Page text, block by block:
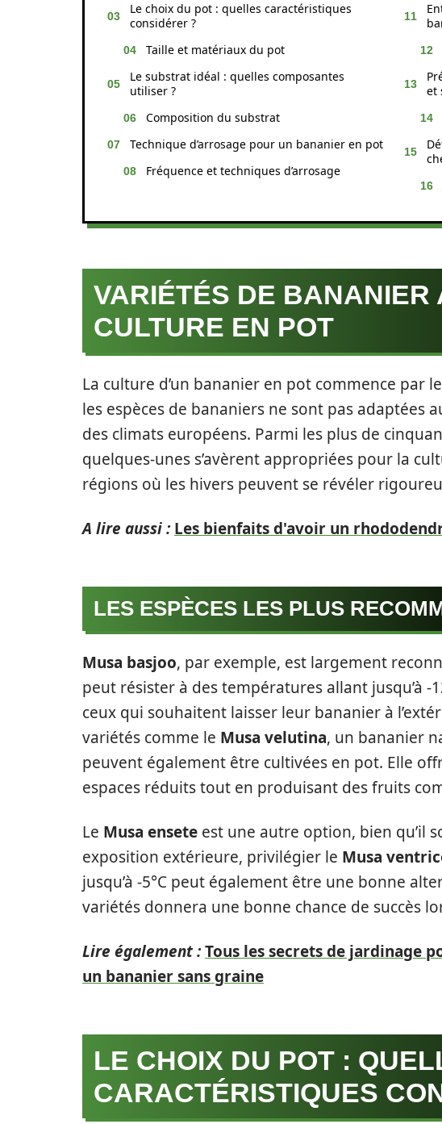
Le choix du pot : quelles caractéristiques
considérer ?
Taille et matériaux du pot
Le substrat idéal : quelles composantes
utiliser ?
Composition du substrat
Technique d’arrosage pour un bananier en pot
Fréquence et techniques d’arrosage
et
VARIÉTÉS DE
CULTURE EN POT
La culture d’un bananier en pot commence par
les espèces de bananiers ne sont pas adaptées
des climats européens. Parmi les plus de
quelques-unes s’avèrent appropriées pour la
régions où les hivers peuvent se révéler
A lire aussi : Les bienfaits d'avoir un
LES ESPÈCES LES PLUS
Musa basjoo, par exemple, est largement
peut résister à des températures allant jusqu’à -
ceux qui souhaitent laisser leur bananier à
variétés comme le Musa velutina, un bananier
peuvent également être cultivées en pot. Elle
espaces réduits tout en produisant des fruits
Le Musa ensete est une autre option, bien qu’il
exposition extérieure, privilégier le Musa
jusqu’à -5°C peut également être une bonne
variétés donnera une bonne chance de succès
Lire également :Tous les secrets de jardinage
un bananier sans graine
LE CHOIX DU POT :
CARACTÉRISTIQUES